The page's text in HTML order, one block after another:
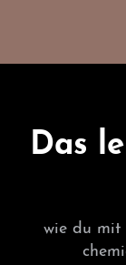
Das
wie du mit